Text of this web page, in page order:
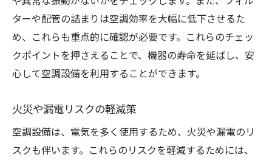
ターや配管の詰まりは空調効率を大幅に低下させるた
め、これらも重点的に確認が必要です。これらのチェッ
クポイントを押さえることで、機器の寿命を延ばし、安
心して空調設備を利用することができます。
火災や漏電リスクの軽減策
空調設備は、電気を多く使用するため、火災や漏電のリ
スクも伴います。これらのリスクを軽減するためには、